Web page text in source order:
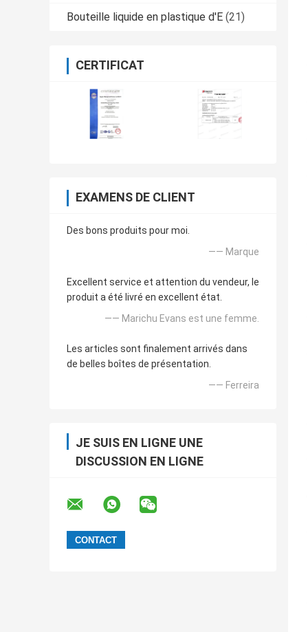
Bouteille liquide en plastique d'E (21)
CERTIFICAT
EXAMENS DE CLIENT
Des bons produits pour moi.
—— Marque
Excellent service et attention du vendeur, le
produit a été livré en excellent état.
—— Marichu Evans est une femme.
Les articles sont finalement arrivés dans
de belles boîtes de présentation.
—— Ferreira
JE SUIS EN LIGNE UNE
DISCUSSION EN LIGNE